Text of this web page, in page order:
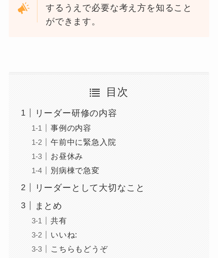
するうえで必要な考え方を知ること
ができます。
目次
リーダー研修の内容
事例の内容
午前中に緊急入院
お昼休み
別病棟で急変
リーダーとして大切なこと
まとめ
共有
いいね:
こちらもどうぞ